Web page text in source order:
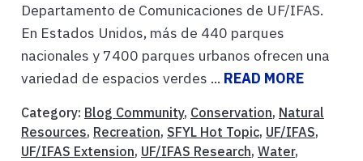
Departamento de Comunicaciones de UF/IFAS.
En Estados Unidos, más de 440 parques
nacionales y 7400 parques urbanos ofrecen una
variedad de espacios verdes ... READ MORE
Category: Blog Community, Conservation, Natural
Resources, Recreation, SFYL Hot Topic, UF/IFAS,
UF/IFAS Extension, UF/IFAS Research, Water,